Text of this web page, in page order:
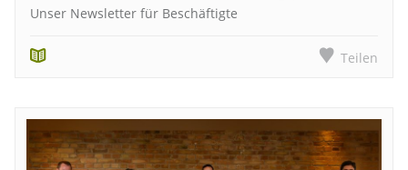
Unser Newsletter für Beschäftigte
Teilen